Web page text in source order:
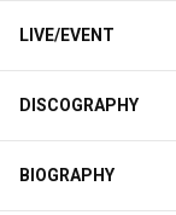
LIVE/EVENT
DISCOGRAPHY
BIOGRAPHY